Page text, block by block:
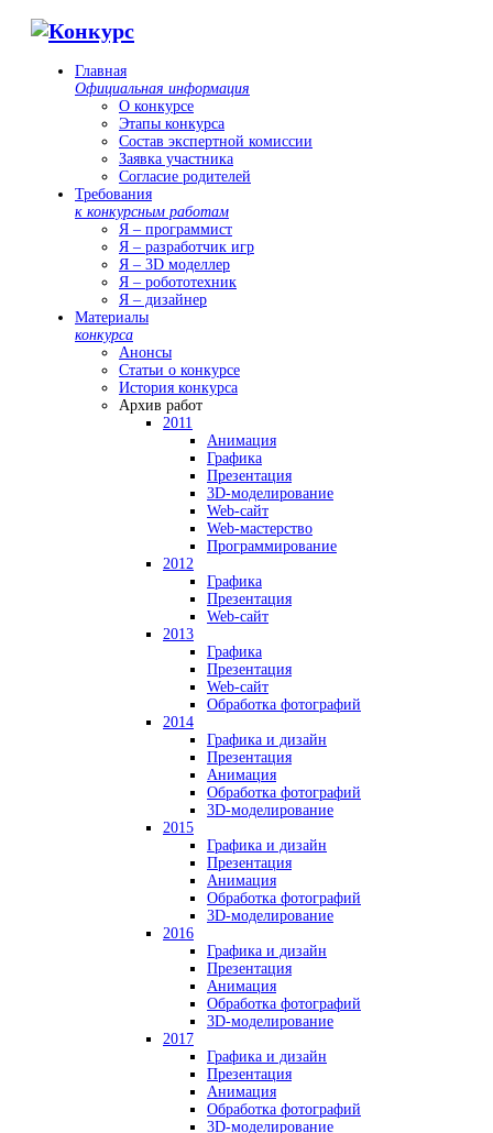
Главная
Официальная информация
О конкурсе
Этапы конкурса
Состав экспертной комиссии
Заявка участника
Согласие родителей
Требования
к конкурсным работам
Я – программист
Я – разработчик игр
Я – 3D моделлер
Я – робототехник
Я – дизайнер
Материалы
конкурса
Анонсы
Статьи о конкурсе
История конкурса
Архив работ
2011
Анимация
Графика
Презентация
3D-моделирование
Web-сайт
Web-мастерство
Программирование
2012
Графика
Презентация
Web-сайт
2013
Графика
Презентация
Web-сайт
Обработка фотографий
2014
Графика и дизайн
Презентация
Анимация
Обработка фотографий
3D-моделирование
2015
Графика и дизайн
Презентация
Анимация
Обработка фотографий
3D-моделирование
2016
Графика и дизайн
Презентация
Анимация
Обработка фотографий
3D-моделирование
2017
Графика и дизайн
Презентация
Анимация
Обработка фотографий
3D-моделирование